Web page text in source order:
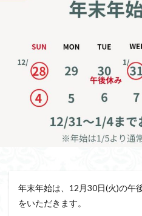
年末年始は、12月30日(火)の午
をいただきます。